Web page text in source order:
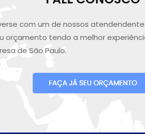
com um de nossos
orçamento tendo a melhor
de São Paulo.